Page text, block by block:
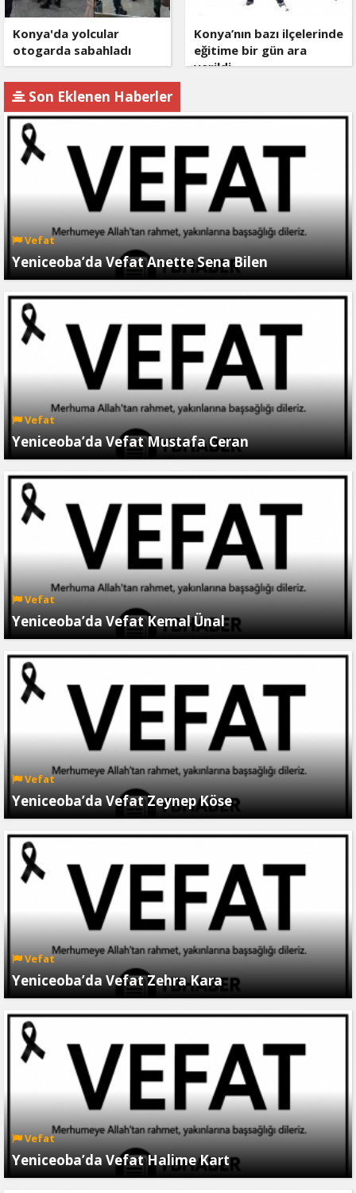
Konya'da yolcular
otogarda sabahladı
Konya’nın bazı ilçelerinde
eğitime bir gün ara
verildi
Son Eklenen Haberler
Vefat
Yeniceoba’da Vefat Anette Sena Bilen
Vefat
Yeniceoba’da Vefat Mustafa Ceran
Vefat
Yeniceoba’da Vefat Kemal Ünal
Vefat
Yeniceoba’da Vefat Zeynep Köse
Vefat
Yeniceoba’da Vefat Zehra Kara
Vefat
Yeniceoba’da Vefat Halime Kart